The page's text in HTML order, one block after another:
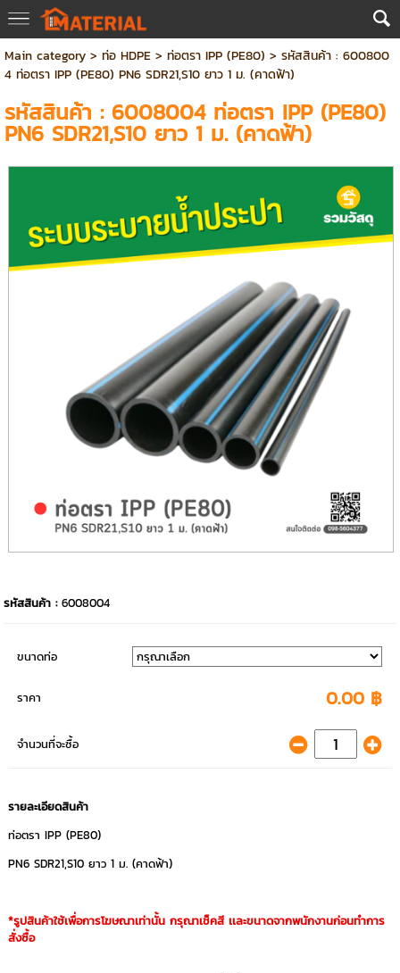
Main category> ท่อ HDPE> ท่อตรา IPP (PE80) > รหัสสินค้า : 600800
4 ท่อตรา IPP (PE80) PN6 SDR21,S10 ยาว 1 ม. (คาดฟ้า)
รหัสสินค้า : 6008004 ท่อตรา IPP (PE80)
PN6 SDR21,S10 ยาว 1 ม. (คาดฟ้า)
รหัสสินค้า :6008004
ขนาดท่อ
ราคา 0.00 ฿
จำนวนที่จะซื้อ
รายละเอียดสินค้า
ท่อตรา IPP (PE80)
PN6 SDR21,S10 ยาว 1 ม. (คาดฟ้า)
*รูปสินค้าใช้เพื่อการโฆษณาเท่านั้น กรุณาเช็คสี เเละขนาดจากพนักงานก่อนทำการ
สั่งซื้อ